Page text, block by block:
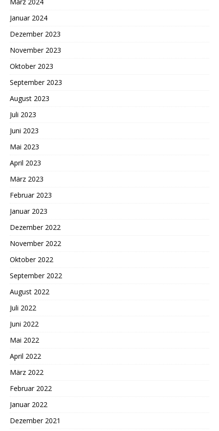
Januar 2024
Dezember 2023
November 2023
Oktober 2023
September 2023
August 2023
Juli 2023
Juni 2023
Mai 2023
April 2023
März 2023
Februar 2023
Januar 2023
Dezember 2022
November 2022
Oktober 2022
September 2022
August 2022
Juli 2022
Juni 2022
Mai 2022
April 2022
März 2022
Februar 2022
Januar 2022
Dezember 2021